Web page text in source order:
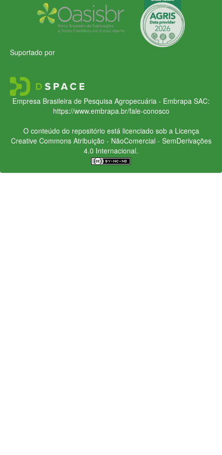
Suportado por
Empresa Brasileira de Pesquisa Agropecuária - Embrapa SAC:
https://www.embrapa.br/fale-conosco
O conteúdo do repositório está licenciado sob a Licença
Creative CommonsAtribuição - NãoComercial - SemDerivações
4.0 Internacional.